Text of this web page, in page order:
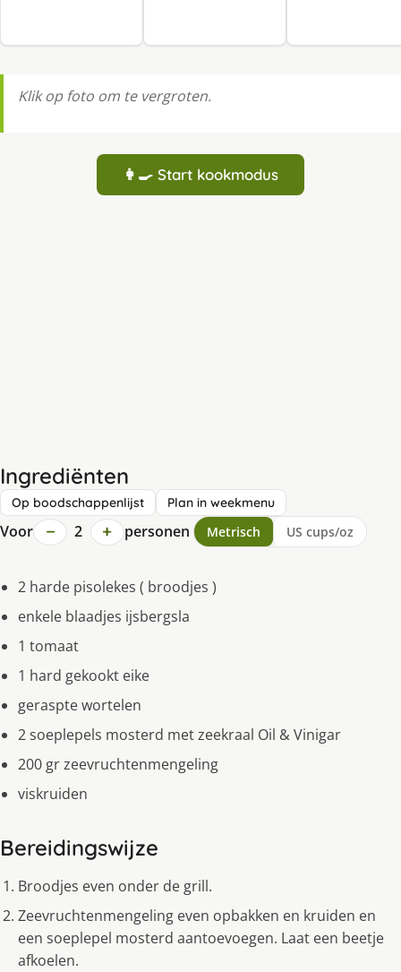
Klik op foto om te vergroten.
👩‍🍳 Start kookmodus
Ingrediënten
Op boodschappenlijst Plan in weekmenu
Voor − 2 + personen Metrisch US cups/oz
2 harde pisolekes ( broodjes )
enkele blaadjes ijsbergsla
1 tomaat
1 hard gekookt eike
geraspte wortelen
2 soeplepels mosterd met zeekraal Oil & Vinigar
200 gr zeevruchtenmengeling
viskruiden
Bereidingswijze
Broodjes even onder de grill.
Zeevruchtenmengeling even opbakken en kruiden en
een soeplepel mosterd aantoevoegen. Laat een beetje
afkoelen.